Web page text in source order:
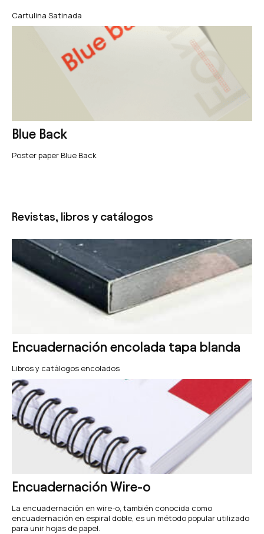
Cartulina Satinada
Blue Back
Poster paper Blue Back
Revistas, libros y catálogos
Encuadernación encolada tapa blanda
Libros y catálogos encolados
Encuadernación Wire-o
La encuadernación en wire-o, también conocida como
encuadernación en espiral doble, es un método popular utilizado
para unir hojas de papel.